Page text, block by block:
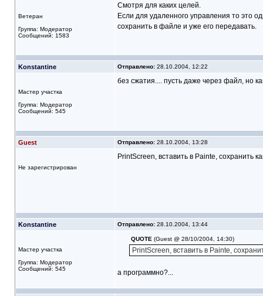
Ветеран
Группа: Модератор
Сообщений: 1583
Смотря для каких целей.
Если для удаленного управления то это
сохранить в файле и уже его передавать.
Konstantine Отправлено:28.10.2004, 12:22
Мастер участка
Группа: Модератор
Сообщений: 545
без сжатия.... пусть даже через файл, но
Guest Отправлено:28.10.2004, 13:28
Не зарегистрирован
PrintScreen, вставить в Painte, сохранить
Konstantine Отправлено:28.10.2004, 13:44
Мастер участка
Группа: Модератор
Сообщений: 545
QUOTE (Guest @ 28/10/2004, 14:30)
PrintScreen, вставить в Painte,
а программно?...